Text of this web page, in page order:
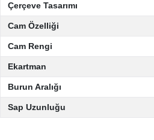
Çerçeve Tasarımı
Cam Özelliği
Cam Rengi
Ekartman
Burun Aralığı
Sap Uzunluğu